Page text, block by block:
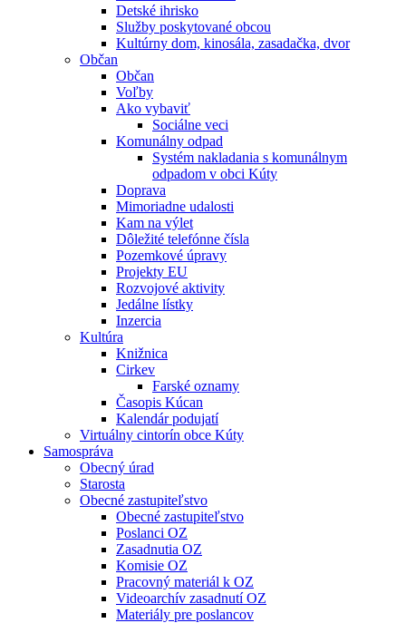
Detské ihrisko
Služby poskytované obcou
Kultúrny dom, kinosála, zasadačka, dvor
Občan
Občan
Voľby
Ako vybaviť
Sociálne veci
Komunálny odpad
Systém nakladania s komunálnym
odpadom v obci Kúty
Doprava
Mimoriadne udalosti
Kam na výlet
Dôležité telefónne čísla
Pozemkové úpravy
Projekty EU
Rozvojové aktivity
Jedálne lístky
Inzercia
Kultúra
Knižnica
Cirkev
Farské oznamy
Časopis Kúcan
Kalendár podujatí
Virtuálny cintorín obce Kúty
Samospráva
Obecný úrad
Starosta
Obecné zastupiteľstvo
Obecné zastupiteľstvo
Poslanci OZ
Zasadnutia OZ
Komisie OZ
Pracovný materiál k OZ
Videoarchív zasadnutí OZ
Materiály pre poslancov